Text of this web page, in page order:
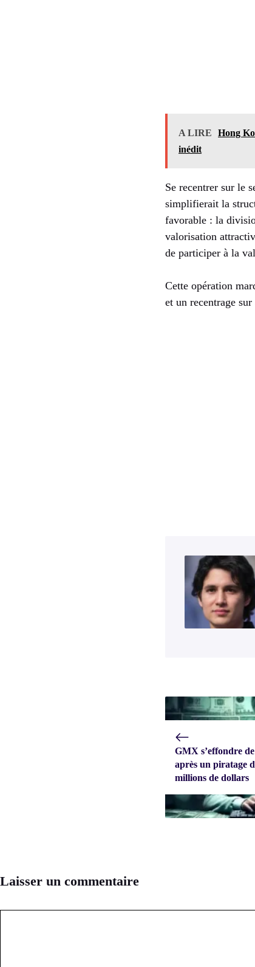
A LIRE
Hong
inédit
Se recentrer sur le
simplifierait la
favorable : la
valorisation
de participer à la
Cette opération
et un recentrage
GMX s’effondre
après un piratage
millions de dollars
Laisser un commentaire